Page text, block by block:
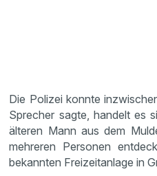
Die Polizei konnte
Sprecher sagte, handelt es
älteren Mann aus dem
mehreren Personen
bekannten Freizeitanlage in